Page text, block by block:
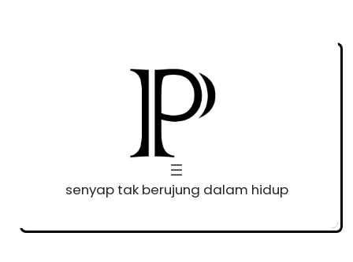
senyap tak berujung dalam hidup